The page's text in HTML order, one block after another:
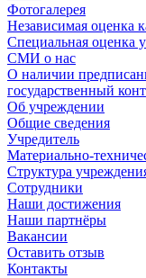
Фотогалерея
Независимая оценка
Специальная оценка
СМИ о нас
О наличии
государственный
Об учреждении
Общие сведения
Учредитель
Материально-
Структура
Сотрудники
Наши достижения
Наши партнёры
Вакансии
Оставить отзыв
Контакты